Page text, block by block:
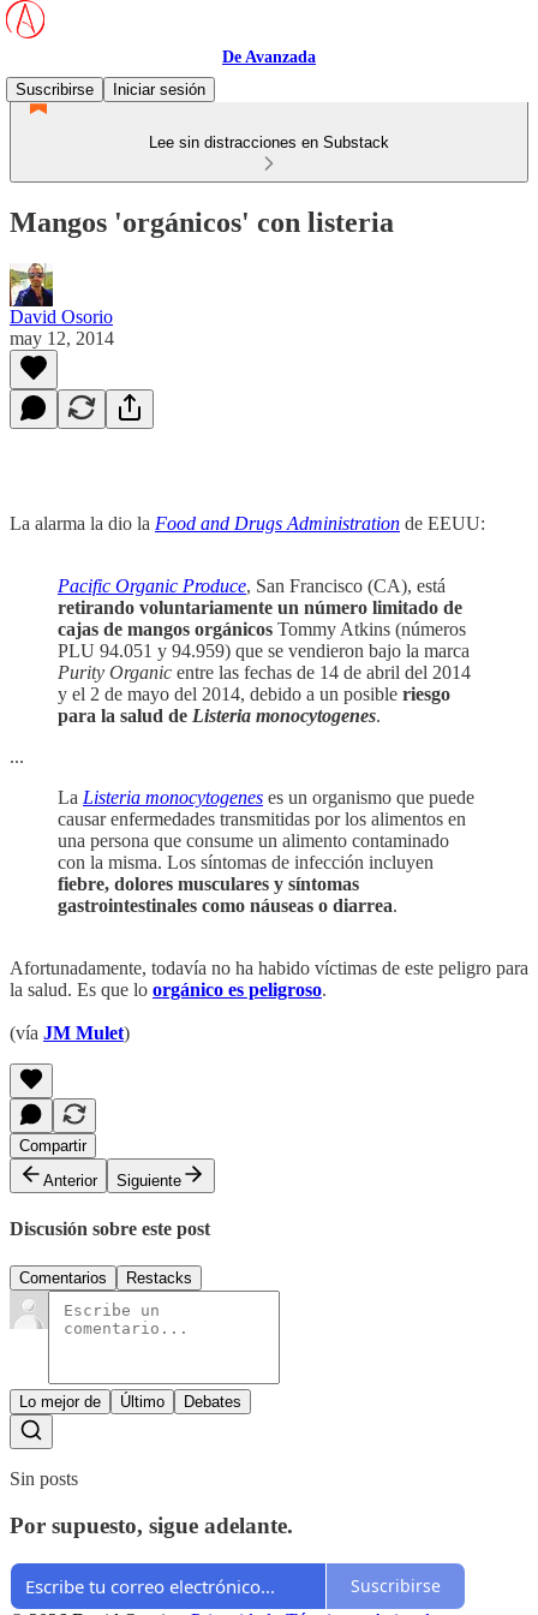
De Avanzada
Suscribirse
Iniciar sesión
Lee sin distracciones en Substack
Mangos 'orgánicos' con listeria
David Osorio
may 12, 2014
La alarma la dio la Food and Drugs Administration de EEUU:
Pacific Organic Produce, San Francisco (CA), está
retirando voluntariamente un número limitado de
cajas de mangos orgánicos Tommy Atkins (números
PLU 94.051 y 94.959) que se vendieron bajo la marca
Purity Organic entre las fechas de 14 de abril del 2014
y el 2 de mayo del 2014, debido a un posible riesgo
para la salud de Listeria monocytogenes.
...
La Listeria monocytogenes es un organismo que puede
causar enfermedades transmitidas por los alimentos en
una persona que consume un alimento contaminado
con la misma. Los síntomas de infección incluyen
fiebre, dolores musculares y síntomas
gastrointestinales como náuseas o diarrea.
Afortunadamente, todavía no ha habido víctimas de este peligro para
la salud. Es que lo orgánico es peligroso.
(vía JM Mulet)
Compartir
Anterior
Siguiente
Discusión sobre este post
Comentarios Restacks
Lo mejor de Último Debates
Sin posts
Por supuesto, sigue adelante.
Suscribirse